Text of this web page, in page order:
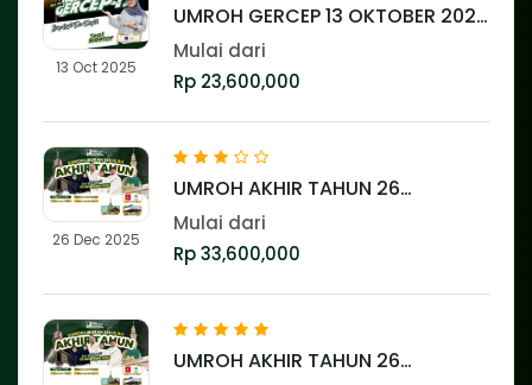
13 Oct 2025
UMROH GERCEP 13 OKTOBER 2025
⭐️⭐️⭐️
Mulai dari
Rp 23,600,000
26 Dec 2025
UMROH AKHIR TAHUN 26
DESEMBER 2025 ⭐️⭐️⭐️
Mulai dari
Rp 33,600,000
UMROH AKHIR TAHUN 26